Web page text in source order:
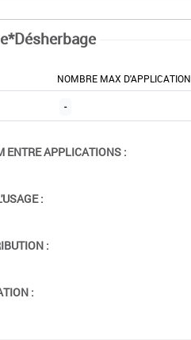
NOMBRE MAX D'APPLICATION
-
ENTRE APPLICATIONS :
:
:
: